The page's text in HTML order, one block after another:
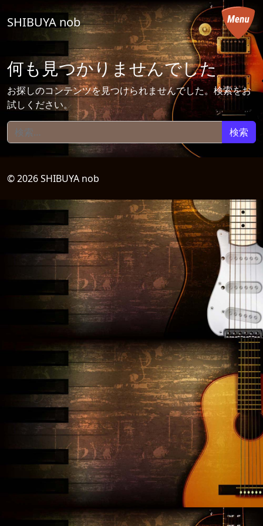
コンテンツへスキップ
メインナビゲーション
SHIBUYA nob
何も見つかりませんでした
お探しのコンテンツを見つけられませんでした。検索をお
試しください。
検索:
© 2026 SHIBUYA nob